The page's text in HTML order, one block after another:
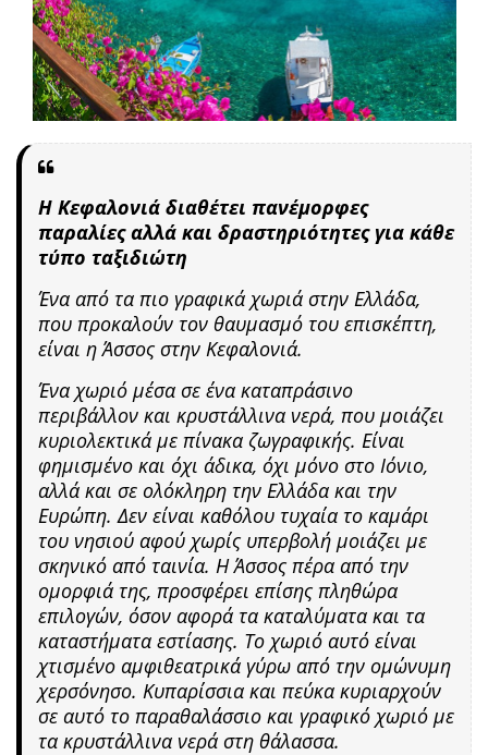
Η Κεφαλονιά διαθέτει πανέμορφες
παραλίες αλλά και δραστηριότητες για κάθε
τύπο ταξιδιώτη
Ένα από τα πιο γραφικά χωριά στην Ελλάδα,
που προκαλούν τον θαυμασμό του επισκέπτη,
είναι η Άσσος στην Κεφαλονιά.
Ένα χωριό μέσα σε ένα καταπράσινο
περιβάλλον και κρυστάλλινα νερά, που μοιάζει
κυριολεκτικά με πίνακα ζωγραφικής. Είναι
φημισμένο και όχι άδικα, όχι μόνο στο Ιόνιο,
αλλά και σε ολόκληρη την Ελλάδα και την
Ευρώπη. Δεν είναι καθόλου τυχαία το καμάρι
του νησιού αφού χωρίς υπερβολή μοιάζει με
σκηνικό από ταινία. Η Άσσος πέρα από την
ομορφιά της, προσφέρει επίσης πληθώρα
επιλογών, όσον αφορά τα καταλύματα και τα
καταστήματα εστίασης. Το χωριό αυτό είναι
χτισμένο αμφιθεατρικά γύρω από την ομώνυμη
χερσόνησο. Κυπαρίσσια και πεύκα κυριαρχούν
σε αυτό το παραθαλάσσιο και γραφικό χωριό με
τα κρυστάλλινα νερά στη θάλασσα.